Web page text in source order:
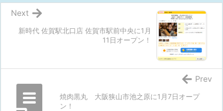
新時代 佐賀駅北口店 佐賀市駅前中央に1月
11日オープン！
Next
焼肉黒丸 大阪狭山市池之原に1月7日オープ
ン！
Prev